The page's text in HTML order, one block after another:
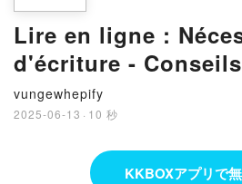
Lire en ligne :
d'écriture -
romanciers
vungewhepify
2025-06-13 · 10 秒
KKBOXアプリで